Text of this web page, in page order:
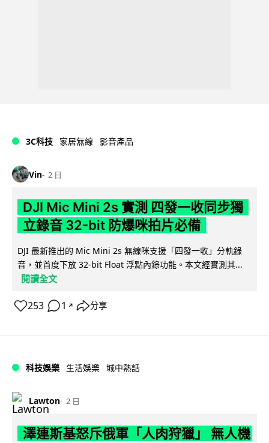
3C科技 家居無線 影音產品
Vin 2 日
DJI Mic Mini 2s 實測 四發一收同步獨
立錄音 32-bit 防爆咪拍片必備
DJI 最新推出的 Mic Mini 2s 無線咪支援「四發一收」分軌錄
音，並首度下放 32-bit Float 浮點內錄功能。本文經實測其...
閱讀全文
253 1 ↗ 分享
科技娛樂 生活娛樂 城中熱話
Lawton 2 日
澤連斯基怒斥俄軍「人肉狩獵」 無人機